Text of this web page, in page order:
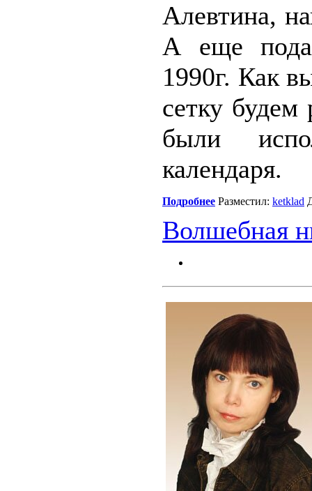
Алевтина,
А еще
1990г. Как
сетку будем
были
календаря.
Подробнее Разместил: ketklad
Волшебная